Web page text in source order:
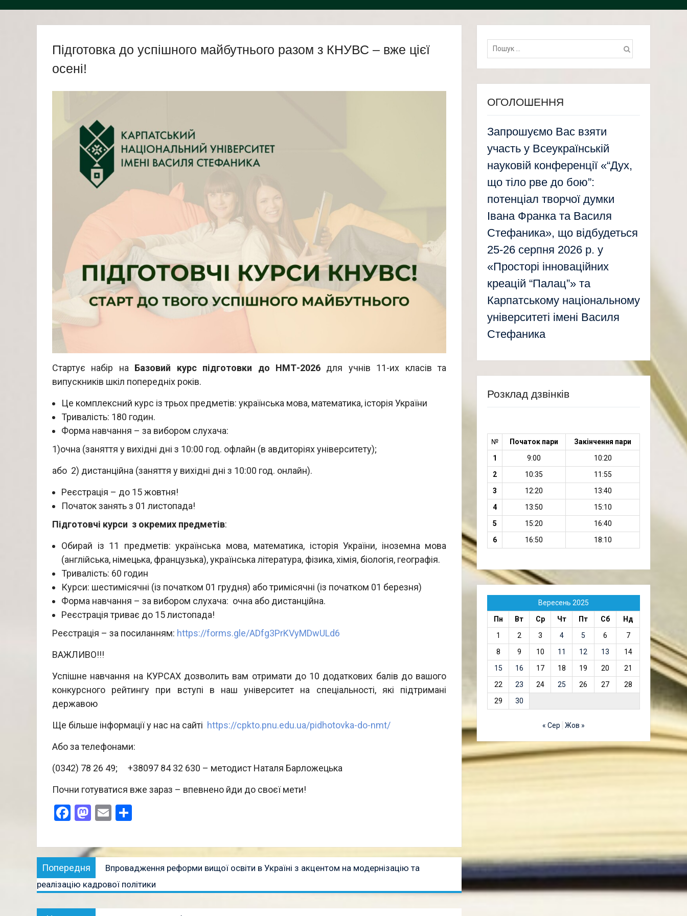
Підготовка до успішного майбутнього разом з КНУВС – вже цієї
осені!
Стартує набір на Базовий курс підготовки до НМТ-2026для учнів 11-их класів та
випускників шкіл попередніх років.
Це комплексний курс із трьох предметів: українська мова, математика, історія України
Тривалість: 180 годин.
Форма навчання – за вибором слухача:
1)очна (заняття у вихідні дні з 10:00 год. офлайн (в авдиторіях університету);
або 2) дистанційна (заняття у вихідні дні з 10:00 год. онлайн).
Реєстрація – до 15 жовтня!
Початок занять з 01 листопада!
Підготовчі курси з окремих предметів:
Обирай із 11 предметів: українська мова, математика, історія України, іноземна мова
(англійська, німецька, французька), українська література, фізика, хімія, біологія, географія.
Тривалість: 60 годин
Курси: шестимісячні (із початком 01 грудня) або тримісячні (із початком 01 березня)
Форма навчання – за вибором слухача: очна або дистанційна.
Реєстрація триває до 15 листопада!
Реєстрація – за посиланням: https://forms.gle/ADfg3PrKVyMDwULd6
ВАЖЛИВО!!!
Успішне навчання на КУРСАХ дозволить вам отримати до 10 додаткових балів до вашого
конкурсного рейтингу при вступі в наш університет на спеціальності, які підтримані
державою
Ще більше інформації у нас на сайті https://cpkto.pnu.edu.ua/pidhotovka-do-nmt/
Або за телефонами:
(0342) 78 26 49; +38097 84 32 630 – методист Наталя Барложецька
Почни готуватися вже зараз – впевнено йди до своєї мети!
Facebook
Mastodon
Email
Навігація
записів
Попередня
публікація:
Впровадження реформи вищої освіти в Україні з акцентом на модернізацію та
реалізацію кадрової політики
Пошук:
ОГОЛОШЕННЯ
Запрошуємо Вас взяти
участь у Всеукраїнській
науковій конференції «“Дух,
що тіло рве до бою”:
потенціал творчої думки
Івана Франка та Василя
Стефаника», що відбудеться
25-26 серпня 2026 р. у
«Просторі інноваційних
креацій “Палац”» та
Карпатському національному
університеті імені Василя
Стефаника
Розклад дзвінків
№ Початок пари
Закінчення пари
1
9:00
10:20
2
10:35
11:55
3
12:20
13:40
4
13:50
15:10
5
15:20
16:40
6
16:50 18:10
Вересень 2025
Пн
Вт Ср Чт Пт Сб
Нд
1
2 3 4 5 6
7
8
9 10 11 12 13
14
15
16 17 18 19 20
21
22
23 24 25 26 27
28
29
30
« Сер Жов »